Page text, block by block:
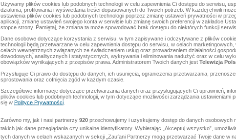
Używamy plików cookies lub podobnych technologii w celu zapewnienia Ci dostępu do serwisu,
działania, profilowania i wyświetlania treści dopasowanych do Twoich potrzeb. W każdej chwili
ustawienia plików cookies lub podobnych technologii poprzez zmianę ustawień prywatności w
aplikacji, zmianę ustawień swojego konta w serwisie lub zmianę swoich preferencji w zakładce
stopce strony. Pamiętaj, że zmiana ta może spowodować brak dostępu do niektórych funkcji
Dane osobowe dotyczące korzystania z serwisu, w tym zapisywane i odczytywane z plików
technologii będą przetwarzane w celu zapewnienia dostępu do serwisu, w celach marketingowych,
celach wewnętrznych związanych ze świadczeniem usług oraz prowadzeniem działalności
dowodowych, analitycznych i statystycznych, wykrywania i eliminowania nadużyć oraz w celu
obowiązków wynikających z przepisów prawa. Administratorem Twoich danych jest Telewizja
Przysługuje Ci prawo do dostępu do danych, ich usunięcia, ograniczenia przetwarzania,
sprostowania oraz cofnięcia zgód w każdym czasie.
Szczegółowe informacje dotyczące przetwarzania danych oraz przysługujących Ci uprawnień,
plików cookies lub podobnych technologii, w tym dotyczące możliwości zarządzania ustawieniami
się w Polityce Prywatności
Zarówno my, jak i nasi partnerzy 920 przechowujemy i uzyskujemy dostęp do danych osobowych
takich jak dane przeglądania czy unikalne identyfikatory. Wybierając „Akceptuj wszystko”,
tych danych w celach wskazanych w sekcji „Zaufani Partnerzy mogą przetwarzać Twoje dane w